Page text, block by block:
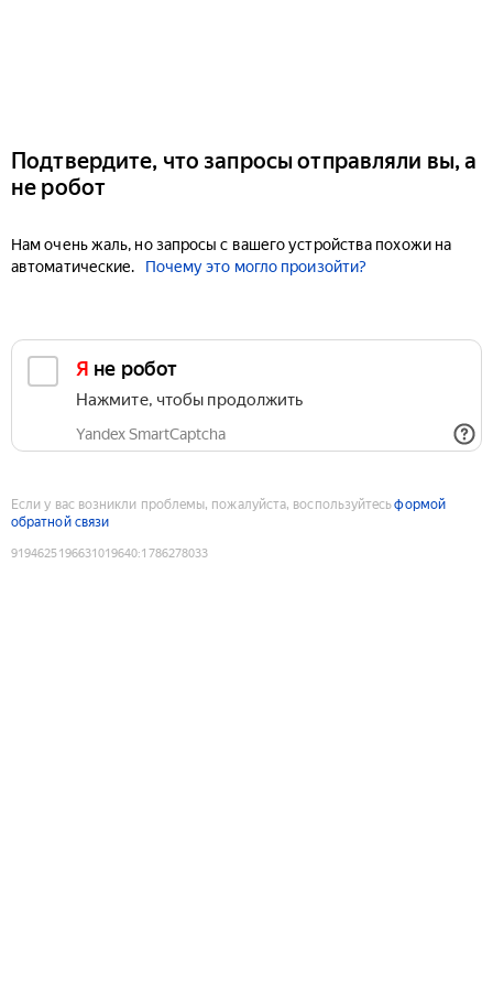
Подтвердите, что запросы отправляли вы, а
не робот
Нам очень жаль, но запросы с вашего устройства похожи на
автоматические.
Почему это могло произойти?
Я не робот
Нажмите, чтобы продолжить
Yandex SmartCaptcha
Если у вас возникли проблемы, пожалуйста, воспользуйтесьформой
обратной связи
9194625196631019640:1786278033